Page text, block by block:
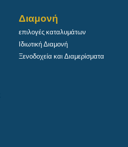
Διαμονή
επιλογές καταλυμάτων
Ιδιωτική Διαμονή
Ξενοδοχεία και Διαμερίσματα